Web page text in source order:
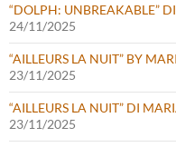
“DOLPH: UNBREAKABLE”
24/11/2025
“AILLEURS LA NUIT” BY
23/11/2025
“AILLEURS LA NUIT” DI
23/11/2025